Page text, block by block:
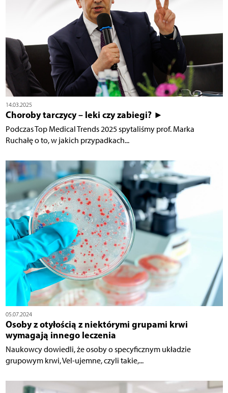
14.03.2025
Choroby tarczycy – leki czy zabiegi? ►
Podczas Top Medical Trends 2025 spytaliśmy prof. Marka
Ruchałę o to, w jakich przypadkach...
05.07.2024
Osoby z otyłością z niektórymi grupami krwi
wymagają innego leczenia
Naukowcy dowiedli, że osoby o specyficznym układzie
grupowym krwi, Vel-ujemne, czyli takie,...